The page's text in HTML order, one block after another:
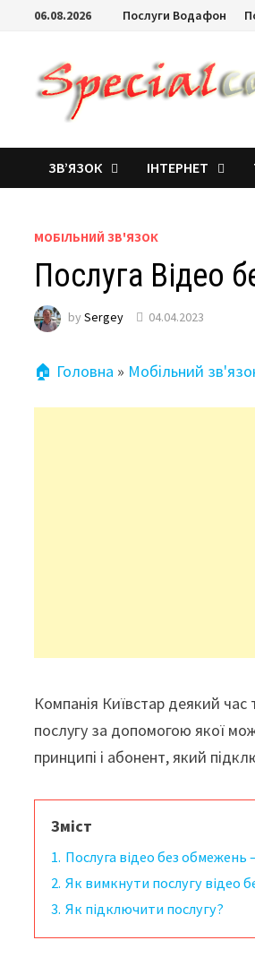
06.08.2026 Послуги Водафон
ЗВ’ЯЗОК ІНТЕРНЕТ
МОБІЛЬНИЙ ЗВ'ЯЗОК
Послуга Відео
bySergey 04.04.2023
🏠 Головна » Мобільний
Компанія Київстар деякий
послугу за допомогою якої
принципі і абонент, який
Зміст
1. Послуга відео без обмежень
2. Як вимкнути послугу відео
3. Як підключити послугу?